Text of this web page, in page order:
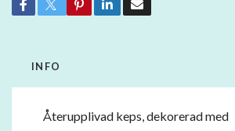
INFO
Återupplivad keps, dekorerad med